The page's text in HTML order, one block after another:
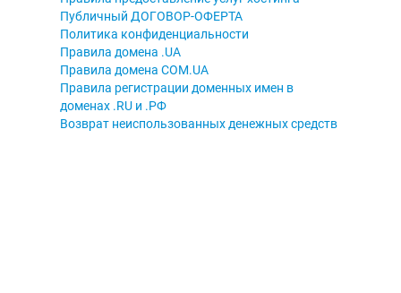
Публичный ДОГОВОР-ОФЕРТА
Политика конфиденциальности
Правила домена .UA
Правила домена COM.UA
Правила регистрации доменных имен в
доменах .RU и .РФ
Возврат неиспользованных денежных средств